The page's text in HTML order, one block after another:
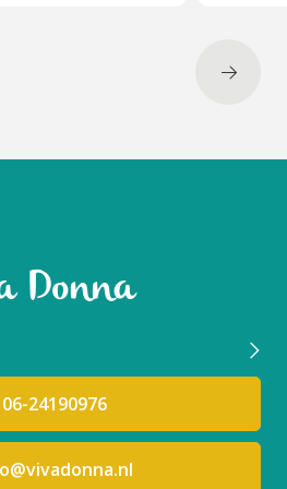
geven
met:
uitermate geschikt
deMouth Patches
06-24190976